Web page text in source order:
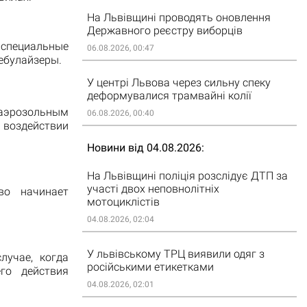
начинает
когда
действия
На Львівщині проводять оновлення
Державного реєстру виборців
06.08.2026, 00:47
У центрі Львова через сильну спеку
деформувалися трамвайні колії
06.08.2026, 00:40
Новини від 04.08.2026
На Львівщині поліція розслідує ДТП за
участі двох неповнолітніх
мотоциклістів
04.08.2026, 02:04
У львівському ТРЦ виявили одяг з
російськими етикетками
04.08.2026, 02:01